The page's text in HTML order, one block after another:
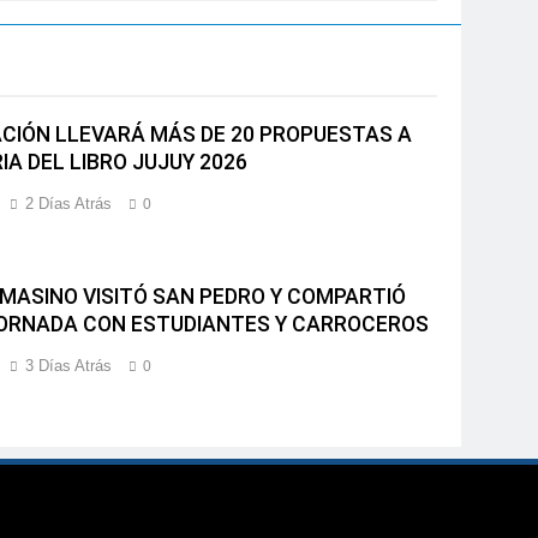
LLEVARÁ MÁS DE 20 PROPUESTAS A
DEL LIBRO JUJUY 2026
2 Días Atrás 0
VISITÓ SAN PEDRO Y COMPARTIÓ
CON ESTUDIANTES Y CARROCEROS
3 Días Atrás 0